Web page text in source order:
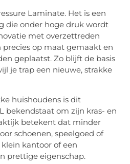
Laminate. Het is een
die onder hoge druk wordt
met overzettreden
op maat gemaakt en
geplaatst. Zo blijft de basis
je trap een nieuwe, strakke
huishoudens is dit
bekendstaat om zijn kras- en
betekent dat minder
schoenen, speelgoed of
kantoor of een
prettige eigenschap.